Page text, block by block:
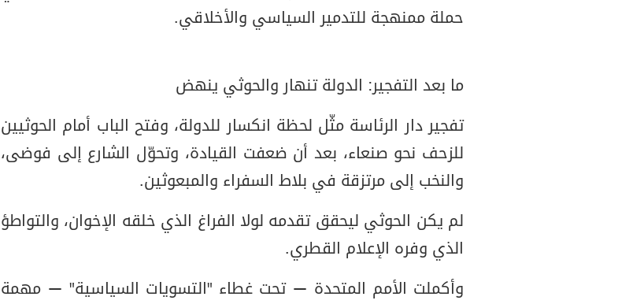
حملة ممنهجة للتدمير السياسي والأخلاقي.
ما بعد التفجير: الدولة تنهار والحوثي ينهض
تفجير دار الرئاسة مثّل لحظة انكسار للدولة، وفتح الباب أمام الحوثيين
للزحف نحو صنعاء، بعد أن ضعفت القيادة، وتحوّل الشارع إلى فوضى،
والنخب إلى مرتزقة في بلاط السفراء والمبعوثين.
لم يكن الحوثي ليحقق تقدمه لولا الفراغ الذي خلقه الإخوان، والتواطؤ
الذي وفره الإعلام القطري.
وأكملت الأمم المتحدة — تحت غطاء "التسويات السياسية" — مهمة